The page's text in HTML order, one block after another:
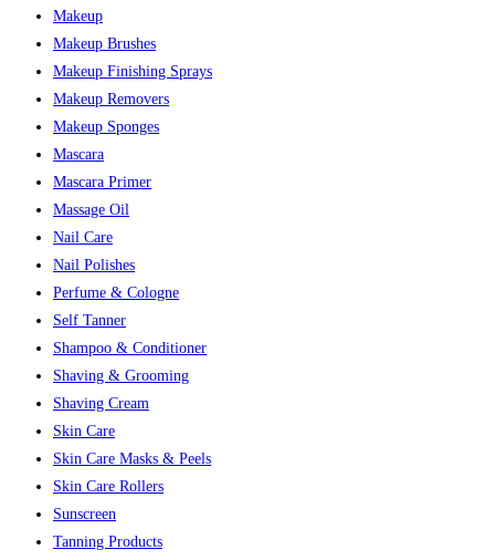
Makeup
Makeup Brushes
Makeup Finishing Sprays
Makeup Removers
Makeup Sponges
Mascara
Mascara Primer
Massage Oil
Nail Care
Nail Polishes
Perfume & Cologne
Self Tanner
Shampoo & Conditioner
Shaving & Grooming
Shaving Cream
Skin Care
Skin Care Masks & Peels
Skin Care Rollers
Sunscreen
Tanning Products